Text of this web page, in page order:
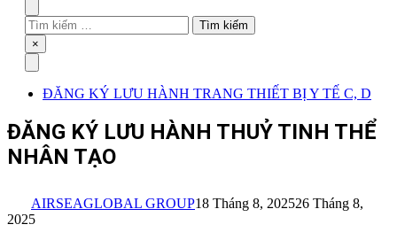
Tìm
kiếm
cho:
Close
×
ĐĂNG KÝ LƯU HÀNH TRANG THIẾT BỊ Y TẾ C, D
ĐĂNG KÝ LƯU HÀNH THUỶ TINH THỂ
NHÂN TẠO
AIRSEAGLOBAL GROUP18 Tháng 8, 202526 Tháng 8,
2025